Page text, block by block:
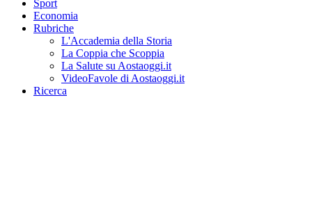
Sport
Economia
Rubriche
L'Accademia della Storia
La Coppia che Scoppia
La Salute su Aostaoggi.it
VideoFavole di Aostaoggi.it
Ricerca